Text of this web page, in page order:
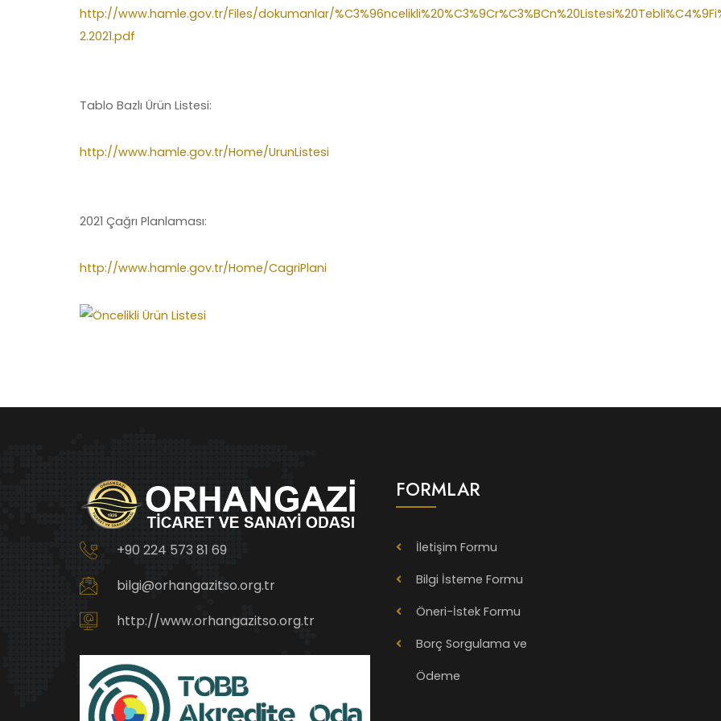
http://www.hamle.gov.tr/Files/dokumanlar/
2.2021.pdf
Tablo Bazlı Ürün Listesi:
http://www.hamle.gov.tr/Home/UrunListesi
2021 Çağrı Planlaması:
http://www.hamle.gov.tr/Home/CagriPlani
+90 224 573 81 69
bilgi@orhangazitso.org.tr
http://www.orhangazitso.org.tr
FORMLAR
İletişim Formu
Bilgi İsteme Formu
Öneri-İstek Formu
Borç Sorgulama ve
Ödeme